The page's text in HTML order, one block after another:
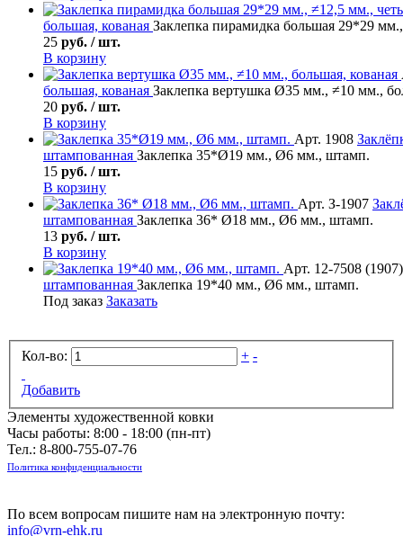
большая, кованая Заклепка пирамидка большая 29*29
25 руб. / шт.
В корзину
большая, кованая Заклепка вертушка Ø35 мм., ≠10 мм.,
20 руб. / шт.
В корзину
Арт. 1908
штампованная Заклепка 35*Ø19 мм., Ø6 мм., штамп.
15 руб. / шт.
В корзину
Арт. З-1907
штампованная Заклепка 36* Ø18 мм., Ø6 мм., штамп.
13 руб. / шт.
В корзину
Арт. 12-7508 (1907)
штампованная Заклепка 19*40 мм., Ø6 мм., штамп.
Под заказ Заказать
Кол-во: + -
Добавить
Элементы художественной ковки
Часы работы: 8:00 - 18:00 (пн-пт)
Тел.: 8-800-755-07-76
Политика конфиденциальности
По всем вопросам пишите нам на электронную почту:
info@vrn-ehk.ru